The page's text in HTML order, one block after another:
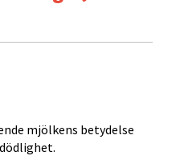
mjölkens betydelse